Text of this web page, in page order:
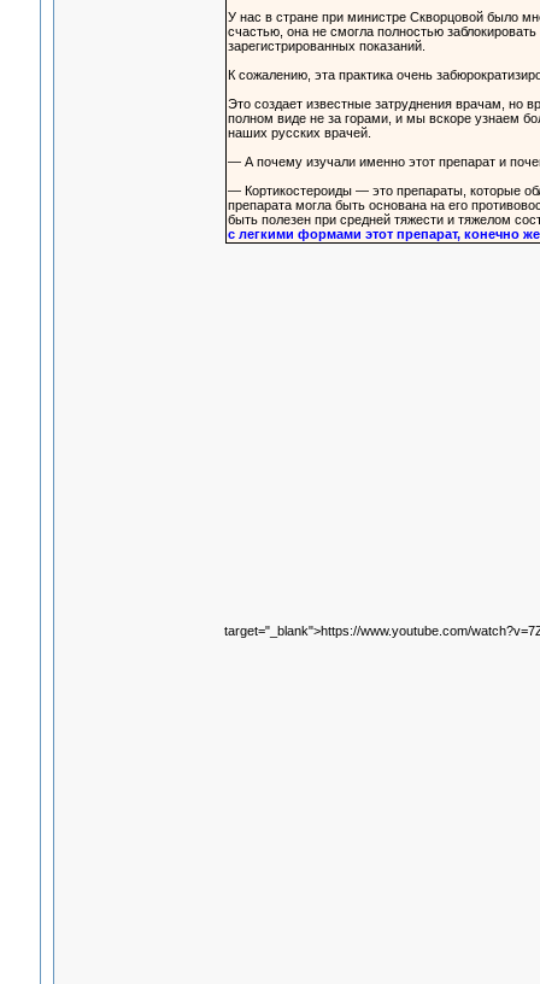
У нас в стране при министре Скворцовой было
счастью, она не смогла полностью
зарегистрированных показаний.
К сожалению, эта практика очень
Это создает известные затруднения врачам, но
полном виде не за горами, и мы вскоре узнаем
наших русских врачей.
— А почему изучали именно этот препарат и
— Кортикостероиды — это препараты, которые
препарата могла быть основана на его
быть полезен при средней тяжести и тяжелом
с легкими формами этот препарат, конечно
target="_blank">https://www.youtube.com/